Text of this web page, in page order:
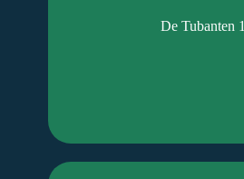
De Tubanten 1